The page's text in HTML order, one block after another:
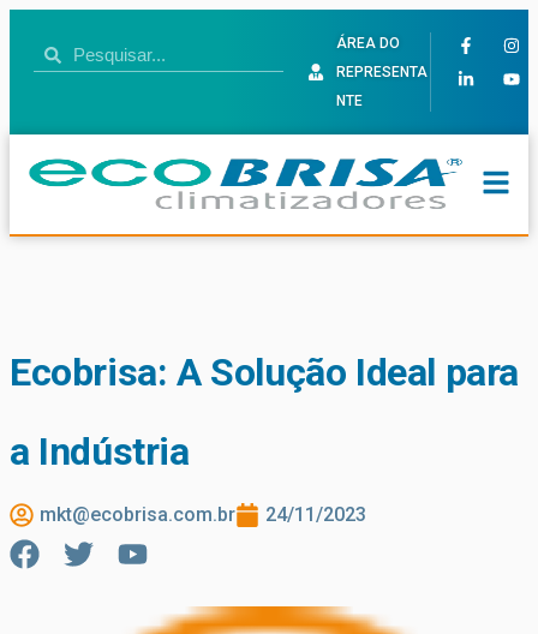
ÁREA DO
REPRESENTA
NTE
Ecobrisa: A Solução Ideal para
a Indústria
mkt@ecobrisa.com.br 24/11/2023